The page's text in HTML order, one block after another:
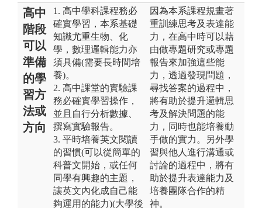
高中
階段
可以
準備
的學
習方
法或
方向
1. 高中學科課程務必
確實學習，本系基礎
知識尤重生物、化
學，數理邏輯能力亦
須具備(需要長時間培
養)。
2. 高中課堂的實驗課
務必確實學習操作，
並且自行分析數據、
撰寫實驗報告。
3. 平時培養英文閱讀
的習慣(可以從簡單的
科普文開始，或任何
同學有興趣的主題，
讓英文內化成自己能
夠運用的能力)(大學後
因為本系課程規畫著
重訓練思考及表達能
力，在高中時可以藉
由做專題研究或專題
報告來加強這些能
力，透過發現問題，
尋找答案的過程中，
將有助於提升邏輯思
考及解決問題的能
力，同時也能培養動
手做的實力。另外學
習與他人進行溝通或
討論的過程中，將有
助於提升表達能力及
培養團隊合作的精
神。